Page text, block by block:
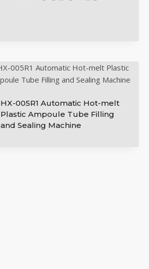
HX-005R1 Automatic Hot-melt
Plastic Ampoule Tube Filling
and Sealing Machine